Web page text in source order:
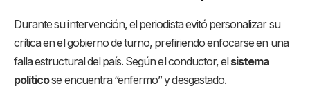
Durante su intervención, el periodista evitó personalizar su
crítica en el gobierno de turno, prefiriendo enfocarse en una
falla estructural del país. Según el conductor, elsistema
políticose encuentra “enfermo” y desgastado.